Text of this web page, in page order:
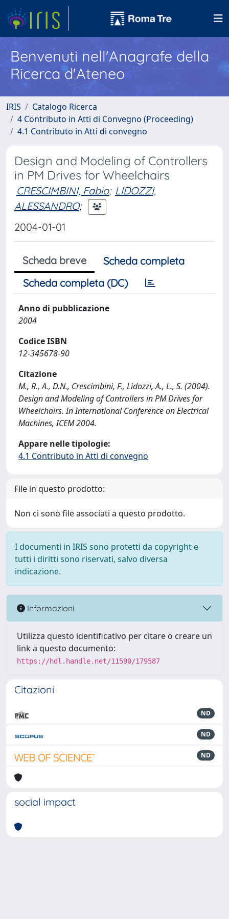
Benvenuti nell'Anagrafe della
Ricerca d'Ateneo
IRIS
Catalogo Ricerca
4 Contributo in Atti di Convegno (Proceeding)
4.1 Contributo in Atti di convegno
Design and Modeling of Controllers
in PM Drives for Wheelchairs
CRESCIMBINI, Fabio; LIDOZZI,
ALESSANDRO;
2004-01-01
Scheda breve
Scheda completa
Scheda completa (DC)
Anno di pubblicazione
2004
Codice ISBN
12-345678-90
Citazione
M., R., A., D.N., Crescimbini, F., Lidozzi, A., L., S. (2004).
Design and Modeling of Controllers in PM Drives for
Wheelchairs. In International Conference on Electrical
Machines, ICEM 2004.
Appare nelle tipologie:
4.1 Contributo in Atti di convegno
File in questo prodotto:
Non ci sono file associati a questo prodotto.
I documenti in IRIS sono protetti da copyright e
tutti i diritti sono riservati, salvo diversa
indicazione.
Informazioni
Utilizza questo identificativo per citare o creare un
link a questo documento:
https://hdl.handle.net/11590/179587
Citazioni
ND
ND
ND
social impact